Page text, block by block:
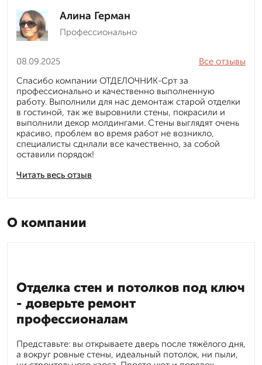
Алина Герман
Профессионально
08.09.2025
Читать весь отзыв
Все отзывы
Спасибо компании ОТДЕЛОЧНИК-Срт за
профессионально и качественно выполненную
работу. Выполнили для нас демонтаж старой отделки
в гостиной, так же выровнили стены, покрасили и
выполнили декор молдингами. Стены выглядят очень
красиво, проблем во время работ не возникло,
специалисты сднлали все качественно, за собой
оставили порядок!
О компании
Отделка стен и потолков под ключ
- доверьте ремонт
профессионалам
Представьте: вы открываете дверь после тяжёлого дня,
а вокруг ровные стены, идеальный потолок, ни пыли,